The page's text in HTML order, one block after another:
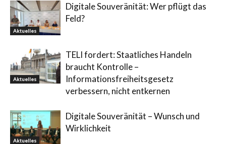
Aktuelles
Digitale Souveränität: Wer pflügt das
Feld?
Aktuelles
TELI fordert: Staatliches Handeln
braucht Kontrolle –
Informationsfreiheitsgesetz
verbessern, nicht entkernen
Aktuelles
Digitale Souveränität – Wunsch und
Wirklichkeit